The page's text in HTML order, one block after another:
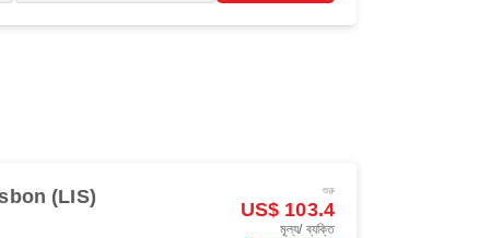
(LIS) শুরু
US$ 103.4
মূল্য/ ব্যক্তি